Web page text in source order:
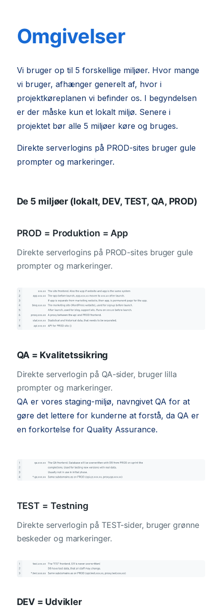
Omgivelser
Vi bruger op til 5 forskellige miljøer. Hvor mange
vi bruger, afhænger generelt af, hvor i
projektkøreplanen vi befinder os. I begyndelsen
er der måske kun et lokalt miljø. Senere i
projektet bør alle 5 miljøer køre og bruges.
Direkte serverlogins på PROD-sites bruger gule
prompter og markeringer.
De 5 miljøer (lokalt, DEV, TEST, QA, PROD)
PROD = Produktion = App
Direkte serverlogins på PROD-sites bruger gule
prompter og markeringer.
QA = Kvalitetssikring
Direkte serverlogin på QA-sider, bruger lilla
prompter og markeringer.
QA er vores staging-miljø, navngivet QA for at
gøre det lettere for kunderne at forstå, da QA er
en forkortelse for Quality Assurance.
TEST = Testning
Direkte serverlogin på TEST-sider, bruger grønne
beskeder og markeringer.
DEV = Udvikler